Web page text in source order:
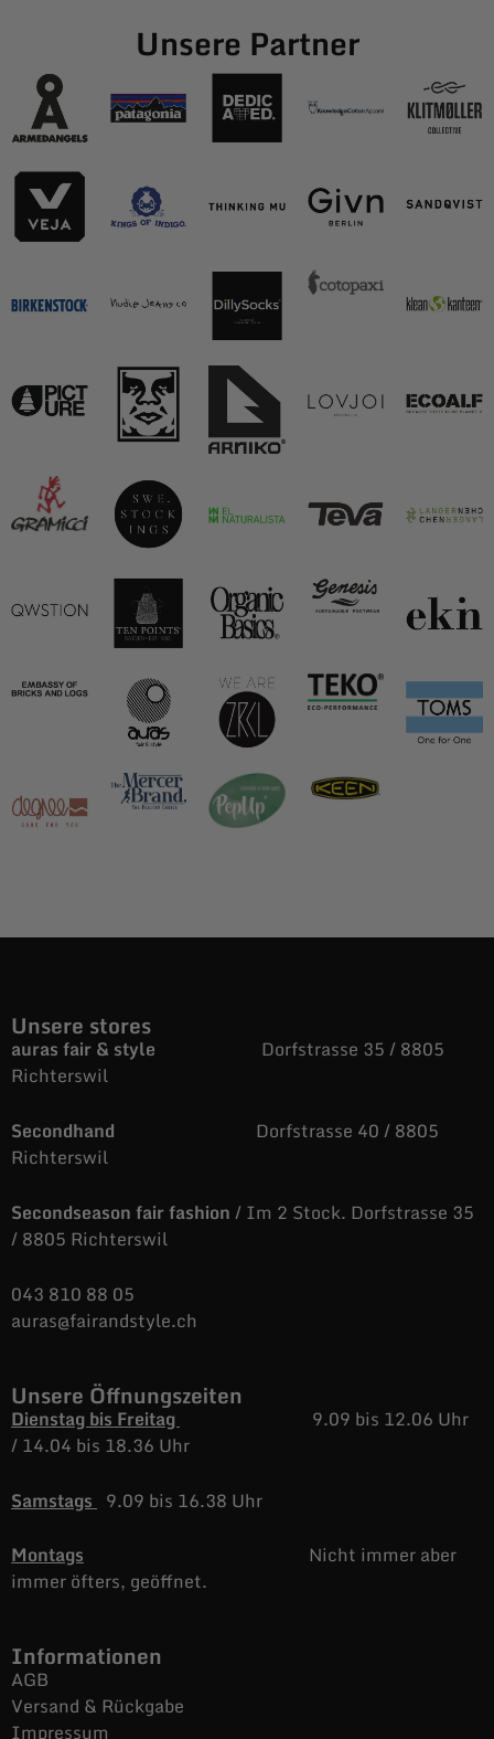
Unsere Partner
Unsere stores
auras fair & style Dorfstrasse 35 / 8805
Richterswil
Secondhand Dorfstrasse 40 / 8805
Richterswil
Secondseason fair fashion/ Im 2 Stock. Dorfstrasse 35
/ 8805 Richterswil
043 810 88 05
auras@fairandstyle.ch
Unsere Öffnungszeiten
Dienstag bis Freitag
9.09 bis 12.06 Uhr
/14.04 bis 18.36 Uhr
Samstags 9.09 bis 16.38 Uhr
Montags
Nicht immer aber
immer öfters, geöffnet.
Informationen
AGB
Versand & Rückgabe
Impressum